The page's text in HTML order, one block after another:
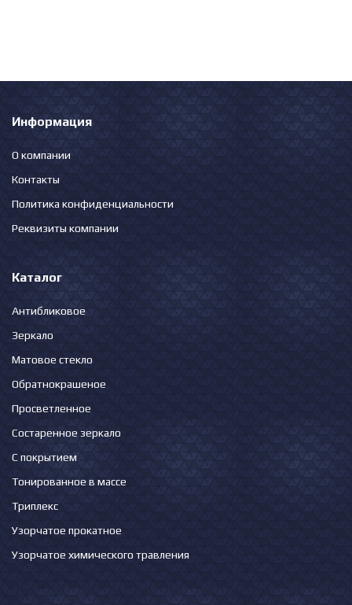
Информация
О компании
Контакты
Политика конфиденциальности
Реквизиты компании
Каталог
Антибликовое
Зеркало
Матовое стекло
Обратнокрашеное
Просветленное
Состаренное зеркало
С покрытием
Тонированное в массе
Триплекс
Узорчатое прокатное
Узорчатое химического травления